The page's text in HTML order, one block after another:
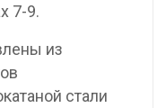
7-9.
из
стали